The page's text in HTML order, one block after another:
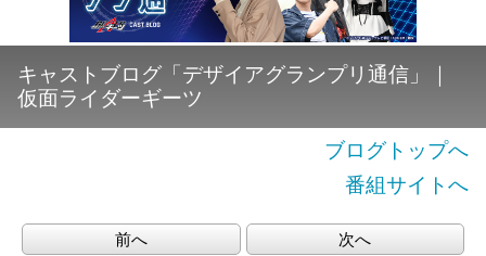
キャストブログ「デザイアグランプリ通信」｜
仮面ライダーギーツ
ブログトップへ
番組サイトへ
前へ 次へ